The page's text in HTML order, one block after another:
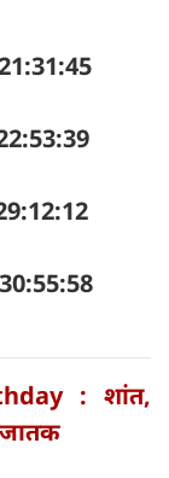
: शांत,